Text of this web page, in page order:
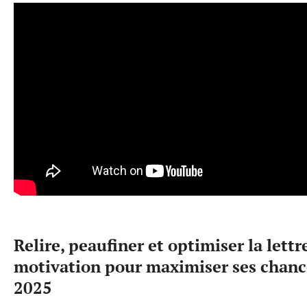
Relire, peaufiner et optimiser la
motivation pour maximiser ses
2025